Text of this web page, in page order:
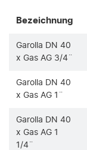
Bezeichnung
Garolla DN 40
x Gas AG 3/4¨
Garolla DN 40
x Gas AG 1¨
Garolla DN 40
x Gas AG 1
1/4¨